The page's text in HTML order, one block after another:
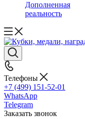
Дополненная
реальность
Телефоны
+7 (499) 151-52-01
WhatsApp
Telegram
Заказать звонок